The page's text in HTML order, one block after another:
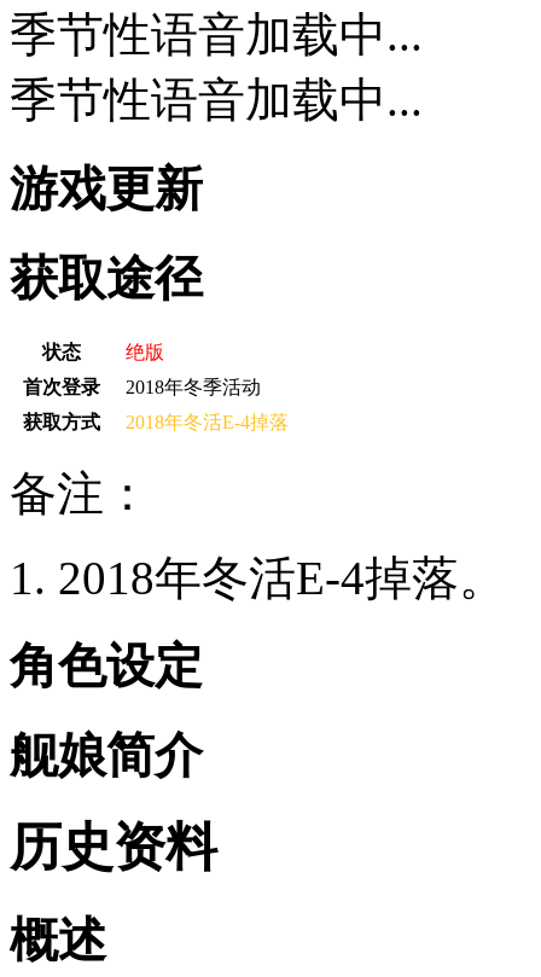
季节性语音加载中...
季节性语音加载中...
游戏更新
获取途径
状态
绝版
首次登录
2018年冬季活动
获取方式
2018年冬活E-4掉落
备注：
2018年冬活E-4掉落。
角色设定
舰娘简介
历史资料
概述